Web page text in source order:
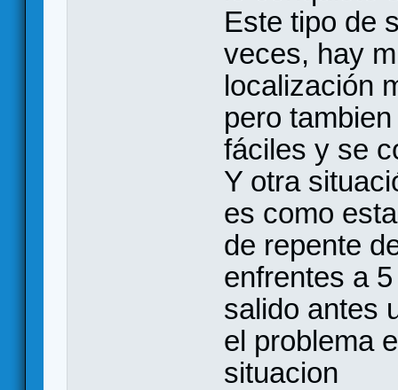
Este tipo de
veces, hay
localización
pero
fáciles y se
Y otra
es como
de repente
enfrentes a
salido antes
el problema
situacion